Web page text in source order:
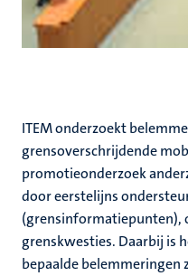
ITEM onderzoekt
grensoverschrijdende
promotieonderzoek
door eerstelijns
(grensinformatiepunten),
grenskwesties. Daarbij is
bepaalde belemmeringen